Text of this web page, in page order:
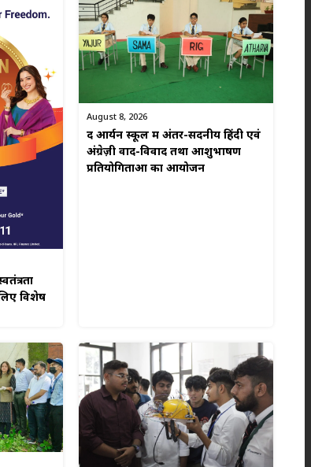
विशेष
August 8, 2026
द आर्यन स्कूल में अंतर-सदनीय हिंदी एवं
अंग्रेज़ी वाद-विवाद तथा आशुभाषण
प्रतियोगिताओं का आयोजन